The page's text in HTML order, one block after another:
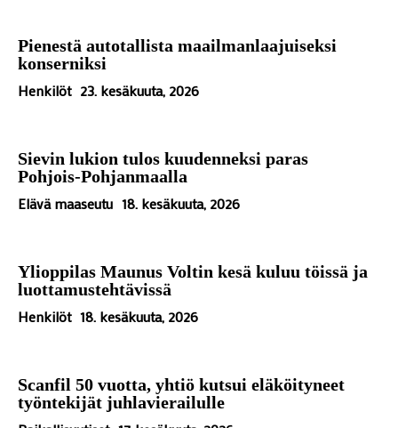
Pienestä autotallista maailmanlaajuiseksi
konserniksi
Henkilöt 23. kesäkuuta, 2026
Sievin lukion tulos kuudenneksi paras
Pohjois-Pohjanmaalla
Elävä maaseutu 18. kesäkuuta, 2026
Ylioppilas Maunus Voltin kesä kuluu töissä ja
luottamustehtävissä
Henkilöt 18. kesäkuuta, 2026
Scanfil 50 vuotta, yhtiö kutsui eläköityneet
työntekijät juhlavierailulle